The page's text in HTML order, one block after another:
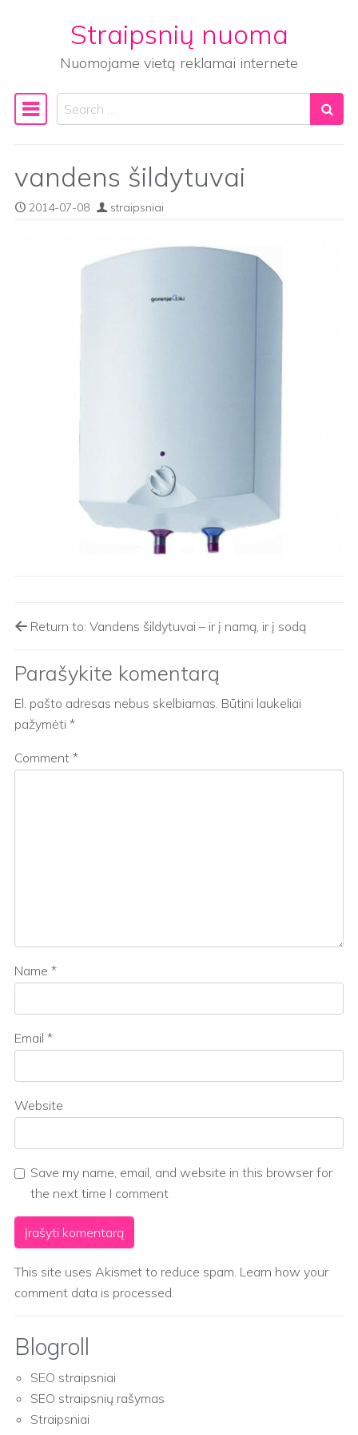
Straipsnių nuoma
Nuomojame vietą reklamai internete
Main Navigation
Search
vandens šildytuvai
2014-07-08 straipsniai
Return to: Vandens šildytuvai – ir į namą, ir į sodą
Parašykite komentarą
El. pašto adresas nebus skelbiamas. Būtini laukeliai
pažymėti *
Comment *
Name *
Email *
Website
Save my name, email, and website in this browser for
the next time I comment
This site uses Akismet to reduce spam. Learn how your
comment data is processed.
Blogroll
SEO straipsniai
SEO straipsnių rašymas
Straipsniai